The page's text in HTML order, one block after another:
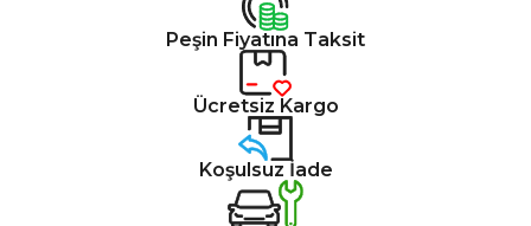
Peşin Fiyatına Taksit
Ücretsiz Kargo
Koşulsuz İade